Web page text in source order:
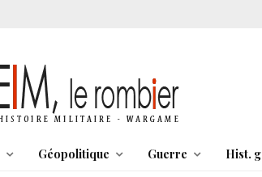
Géopolitique Guerre Hist.